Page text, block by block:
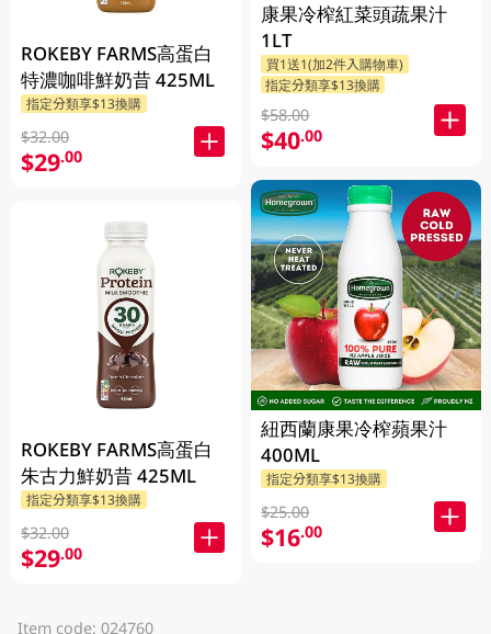
ROKEBY FARMS高蛋白
特濃咖啡鮮奶昔 425ML
指定分類享$13換購
$32.00
$29.00
ROKEBY FARMS高蛋白
朱古力鮮奶昔 425ML
指定分類享$13換購
$32.00
$29.00
康果冷榨紅菜頭蔬果汁
1LT
買1送1(加2件入購物車)
指定分類享$13換購
$58.00
$40.00
紐西蘭康果冷榨蘋果汁
400ML
指定分類享$13換購
$25.00
$16.00
Item code: 024760